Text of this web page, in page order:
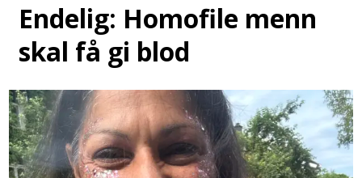
Endelig: Homofile menn
skal få gi blod